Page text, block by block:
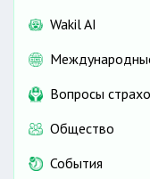
Wakil AI
Вопросы
Общество
События